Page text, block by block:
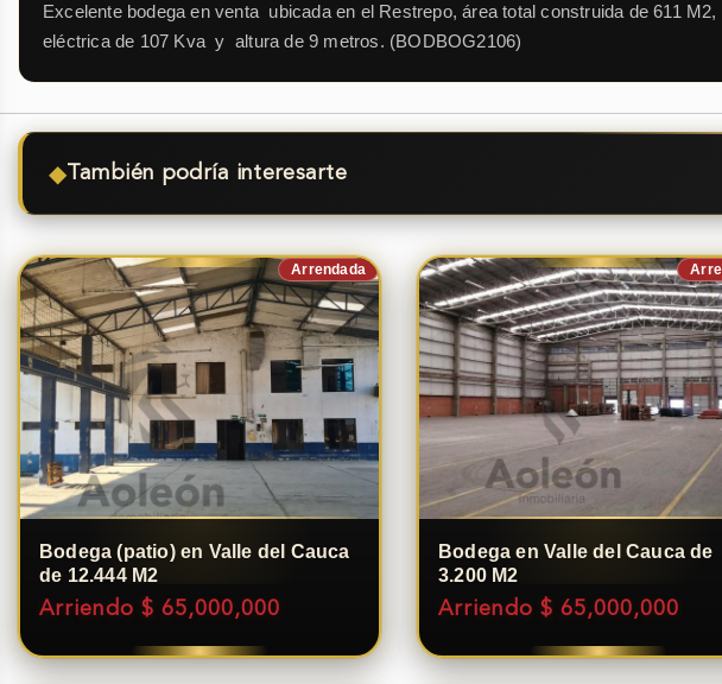
Excelente bodega en venta ubicada en el Restrepo, área total construida de 611
eléctrica de 107 Kva y altura de 9 metros. (BODBOG2106)
◆También podría interesarte
Arrendada
Bodega (patio) en Valle del Cauca
de 12.444 M2
Arriendo $ 65,000,000
Bodega en Valle del Cauca de
3.200 M2
Arriendo $ 65,000,000